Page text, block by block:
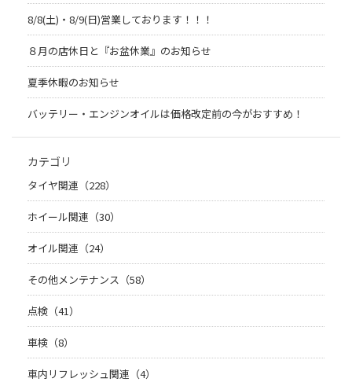
8/8(土)・8/9(日)営業しております！！！
８月の店休日と『お盆休業』のお知らせ
夏季休暇のお知らせ
バッテリー・エンジンオイルは価格改定前の今がおすすめ！
カテゴリ
タイヤ関連（228）
ホイール関連（30）
オイル関連（24）
その他メンテナンス（58）
点検（41）
車検（8）
車内リフレッシュ関連（4）